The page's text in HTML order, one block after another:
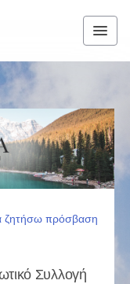
ζητήσω πρόσβαση
Συλλογή